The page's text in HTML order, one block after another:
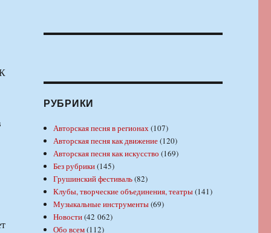
РУБРИКИ
Авторская песня в регионах(107)
Авторская песня как движение(120)
Авторская песня как искусство (169)
Без рубрики(145)
Грушинский фестиваль(82)
Клубы, творческие объединения, театры(141)
Музыкальные инструменты(69)
Новости(42 062)
Обо всем(112)